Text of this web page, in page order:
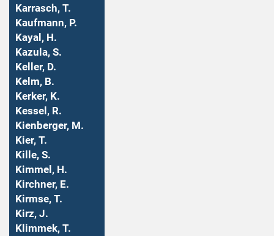
Karrasch, T.
Kaufmann, P.
Kayal, H.
Kazula, S.
Keller, D.
Kelm, B.
Kerker, K.
Kessel, R.
Kienberger, M.
Kier, T.
Kille, S.
Kimmel, H.
Kirchner, E.
Kirmse, T.
Kirz, J.
Klimmek, T.